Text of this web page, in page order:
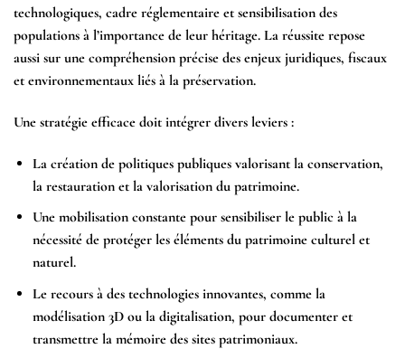
technologiques, cadre réglementaire et sensibilisation des
populations à l’importance de leur héritage. La réussite repose
aussi sur une compréhension précise des enjeux juridiques, fiscaux
et environnementaux liés à la préservation.
Une stratégie efficace doit intégrer divers leviers :
La création de politiques publiques valorisant la conservation,
la restauration et la valorisation du patrimoine.
Une mobilisation constante pour sensibiliser le public à la
nécessité de protéger les éléments du patrimoine culturel et
naturel.
Le recours à des technologies innovantes, comme la
modélisation 3D ou la digitalisation, pour documenter et
transmettre la mémoire des sites patrimoniaux.